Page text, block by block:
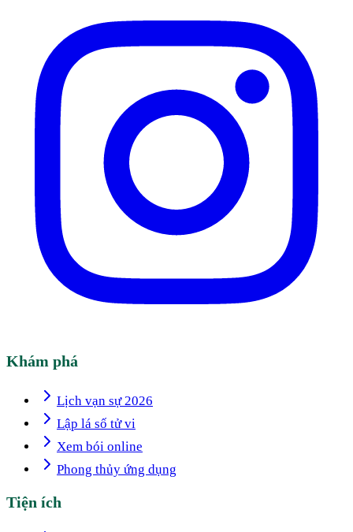
Khám phá
Lịch vạn sự 2026
Lập lá số tử vi
Xem bói online
Phong thủy ứng dụng
Tiện ích